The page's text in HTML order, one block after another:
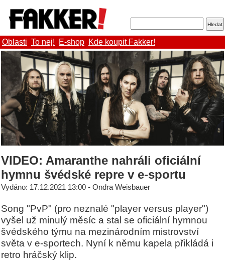
Oblasti To nej! E-shop Kde koupit Fakker!
VIDEO: Amaranthe nahráli oficiální
hymnu švédské repre v e-sportu
Vydáno: 17.12.2021 13:00 - Ondra Weisbauer
Song "PvP" (pro neznalé "player versus player")
vyšel už minulý měsíc a stal se oficiální hymnou
švédského týmu na mezinárodním mistrovství
světa v e-sportech. Nyní k němu kapela přikládá i
retro hráčský klip.